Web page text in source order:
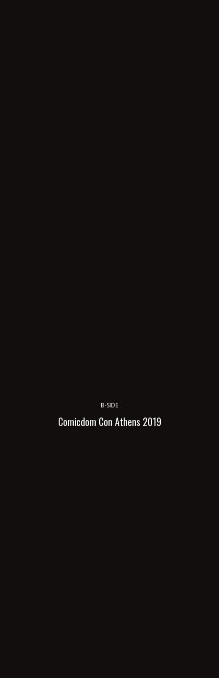
B-SIDE
Comicdom Con Athens 2019